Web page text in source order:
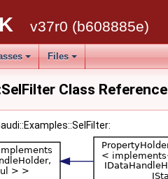
v37r0 (b608885e)
Files
Class Reference